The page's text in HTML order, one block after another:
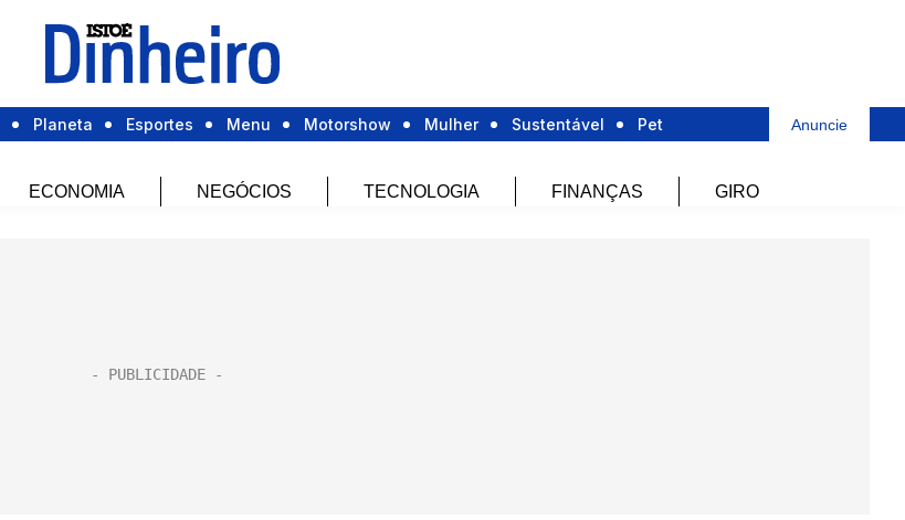
Planeta Esportes Menu Motorshow Mulher Sustentável Pet Anuncie
ECONOMIA NEGÓCIOS TECNOLOGIA FINANÇAS GIRO